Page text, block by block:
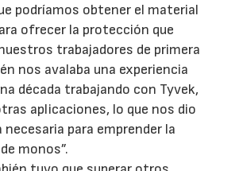
podríamos obtener el material
ofrecer la protección que
trabajadores de primera
nos avalaba una experiencia
década trabajando con Tyvek,
aplicaciones, lo que nos dio
para emprender la
monos”.